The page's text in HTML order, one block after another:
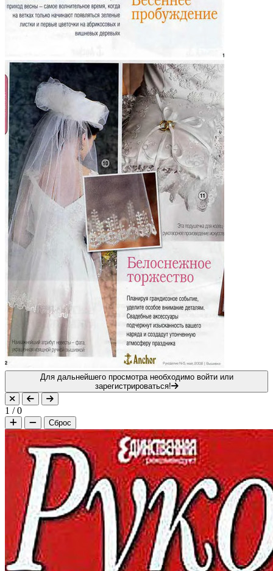
Для дальнейшего просмотра необходимо войти или
зарегистрироваться!
1 /0
Сброс